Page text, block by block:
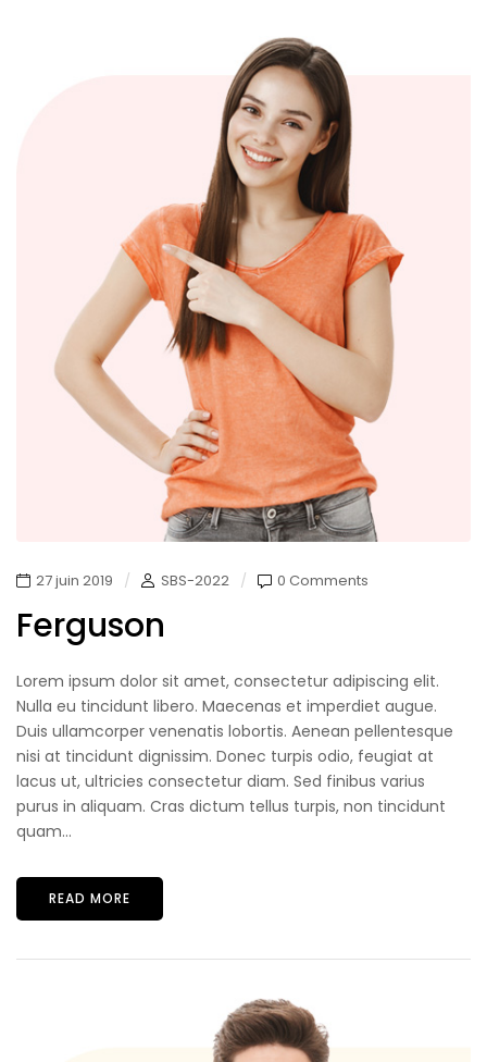
27 juin 2019 SBS-2022 0 Comments
Ferguson
Lorem ipsum dolor sit amet, consectetur adipiscing elit.
Nulla eu tincidunt libero. Maecenas et imperdiet augue.
Duis ullamcorper venenatis lobortis. Aenean pellentesque
nisi at tincidunt dignissim. Donec turpis odio, feugiat at
lacus ut, ultricies consectetur diam. Sed finibus varius
purus in aliquam. Cras dictum tellus turpis, non tincidunt
quam...
READ MORE